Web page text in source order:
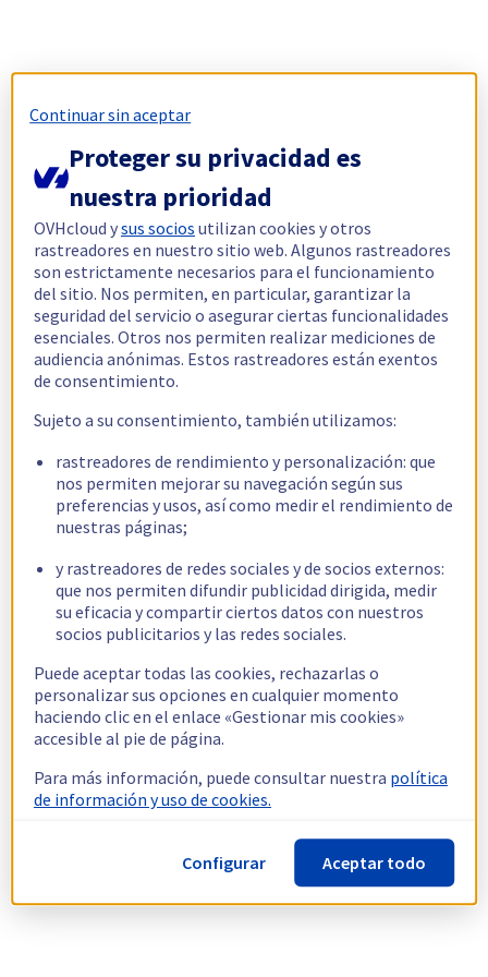
Continuar sin aceptar
Proteger su privacidad es
nuestra prioridad
OVHcloud ysus socios utilizan cookies y otros
rastreadores en nuestro sitio web. Algunos rastreadores
son estrictamente necesarios para el funcionamiento
del sitio. Nos permiten, en particular, garantizar la
seguridad del servicio o asegurar ciertas funcionalidades
esenciales. Otros nos permiten realizar mediciones de
audiencia anónimas. Estos rastreadores están exentos
de consentimiento.
Sujeto a su consentimiento, también utilizamos:
rastreadores de rendimiento y personalización: que
nos permiten mejorar su navegación según sus
preferencias y usos, así como medir el rendimiento de
nuestras páginas;
y rastreadores de redes sociales y de socios externos:
que nos permiten difundir publicidad dirigida, medir
su eficacia y compartir ciertos datos con nuestros
socios publicitarios y las redes sociales.
Puede aceptar todas las cookies, rechazarlas o
personalizar sus opciones en cualquier momento
haciendo clic en el enlace «Gestionar mis cookies»
accesible al pie de página.
Para más información, puede consultar nuestra política
de información y uso de cookies.
Configurar Aceptar todo